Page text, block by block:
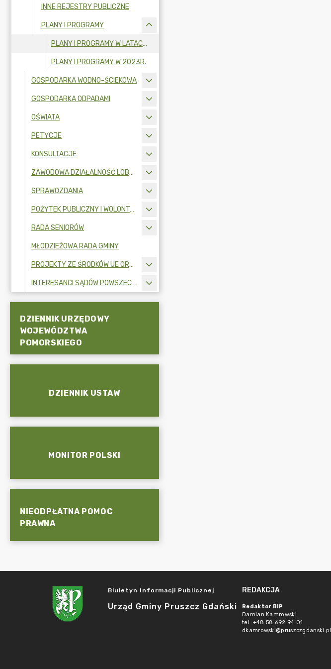
INNE REJESTRY PUBLICZNE
PLANY I PROGRAMY
PLANY I PROGRAMY W LATACH 2014-2022
PLANY I PROGRAMY W 2023R.
GOSPODARKA WODNO-ŚCIEKOWA
GOSPODARKA ODPADAMI
OŚWIATA
PETYCJE
KONSULTACJE
ZAWODOWA DZIAŁALNOŚĆ LOBBINGOWA
SPRAWOZDANIA
POŻYTEK PUBLICZNY I WOLONTARIAT
RADA SENIORÓW
MŁODZIEŻOWA RADA GMINY
PROJEKTY ZE ŚRODKÓW UE ORAZ FUNDUSZY ZEWNĘTRZNYCH
INTERESANCI SĄDÓW POWSZECHNYCH
DZIENNIK URZĘDOWY
WOJEWÓDZTWA
POMORSKIEGO
DZIENNIK USTAW
MONITOR POLSKI
NIEODPŁATNA POMOC
PRAWNA
Biuletyn Informacji Publicznej
Urząd Gminy Pruszcz Gdański
REDAKCJA
Redaktor BIP
Damian Kamrowski
tel. +48 58 692 94 01
dkamrowski@pruszczgdanski.pl